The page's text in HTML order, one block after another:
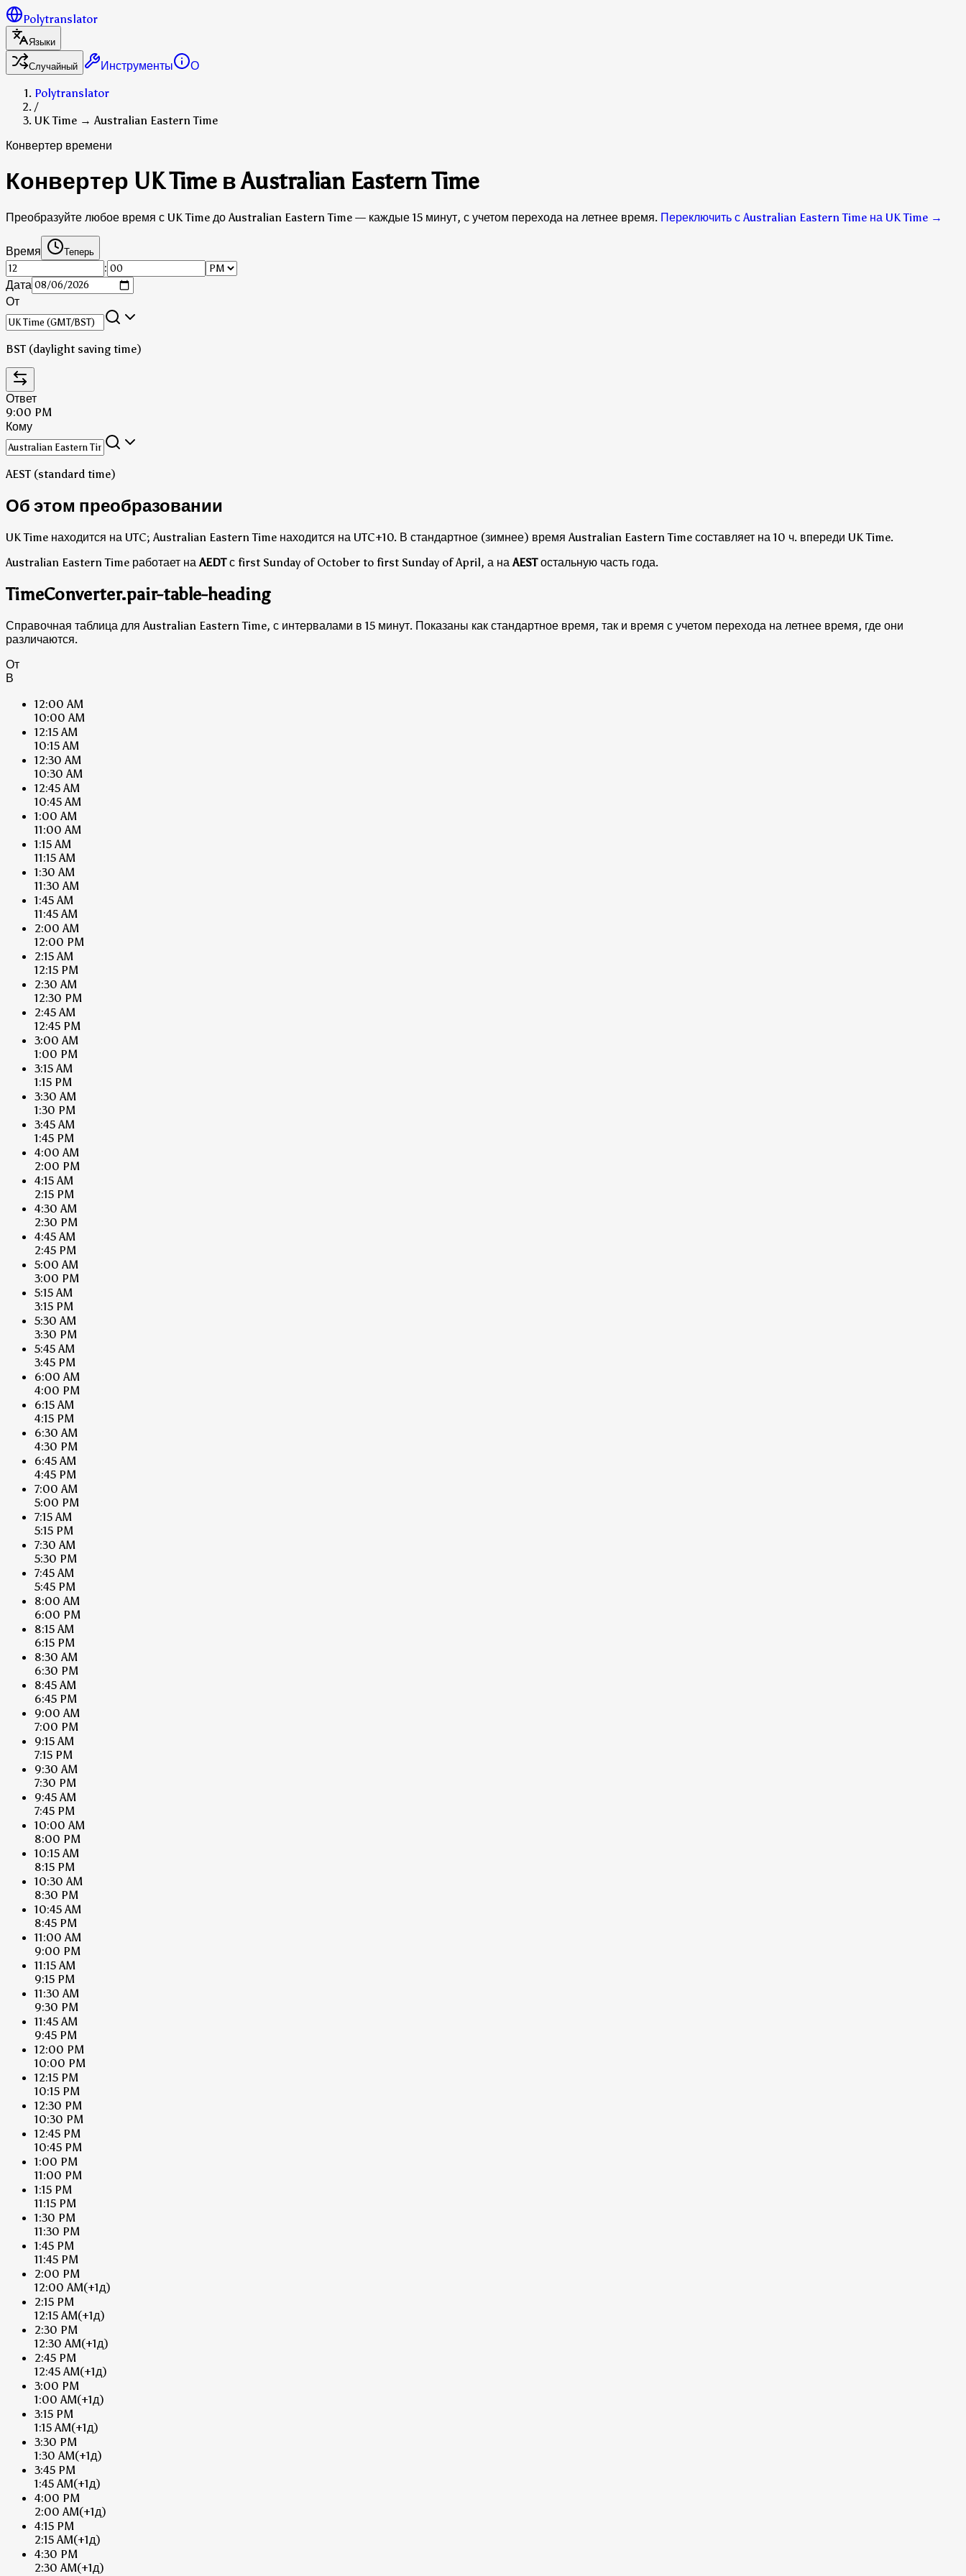
Polytranslator
Языки
Случайный
Инструменты
О
Polytranslator
/
UK Time → Australian Eastern Time
Конвертер времени
Конвертер UK Time в Australian Eastern Time
Преобразуйте любое время с UK Time до Australian Eastern Time — каждые 15 минут, с учетом перехода на летнее время. Переключить с Australian Eastern Time на UK Time →
Время Теперь
:
Дата
От
BST (daylight saving time)
Ответ
9:00 PM
Кому
AEST (standard time)
Об этом преобразовании
UK Time находится на UTC; Australian Eastern Time находится на UTC+10. В стандартное (зимнее) время Australian Eastern Time составляет на 10 ч. впереди UK Time.
Australian Eastern Time работает на AEDTс first Sunday of October to first Sunday of April, а на AESTостальную часть года.
TimeConverter.pair-table-heading
Справочная таблица для Australian Eastern Time, с интервалами в 15 минут. Показаны как стандартное время, так и время с учетом перехода на летнее время, где они
различаются.
От
В
12:00 AM
10:00 AM
12:15 AM
10:15 AM
12:30 AM
10:30 AM
12:45 AM
10:45 AM
1:00 AM
11:00 AM
1:15 AM
11:15 AM
1:30 AM
11:30 AM
1:45 AM
11:45 AM
2:00 AM
12:00 PM
2:15 AM
12:15 PM
2:30 AM
12:30 PM
2:45 AM
12:45 PM
3:00 AM
1:00 PM
3:15 AM
1:15 PM
3:30 AM
1:30 PM
3:45 AM
1:45 PM
4:00 AM
2:00 PM
4:15 AM
2:15 PM
4:30 AM
2:30 PM
4:45 AM
2:45 PM
5:00 AM
3:00 PM
5:15 AM
3:15 PM
5:30 AM
3:30 PM
5:45 AM
3:45 PM
6:00 AM
4:00 PM
6:15 AM
4:15 PM
6:30 AM
4:30 PM
6:45 AM
4:45 PM
7:00 AM
5:00 PM
7:15 AM
5:15 PM
7:30 AM
5:30 PM
7:45 AM
5:45 PM
8:00 AM
6:00 PM
8:15 AM
6:15 PM
8:30 AM
6:30 PM
8:45 AM
6:45 PM
9:00 AM
7:00 PM
9:15 AM
7:15 PM
9:30 AM
7:30 PM
9:45 AM
7:45 PM
10:00 AM
8:00 PM
10:15 AM
8:15 PM
10:30 AM
8:30 PM
10:45 AM
8:45 PM
11:00 AM
9:00 PM
11:15 AM
9:15 PM
11:30 AM
9:30 PM
11:45 AM
9:45 PM
12:00 PM
10:00 PM
12:15 PM
10:15 PM
12:30 PM
10:30 PM
12:45 PM
10:45 PM
1:00 PM
11:00 PM
1:15 PM
11:15 PM
1:30 PM
11:30 PM
1:45 PM
11:45 PM
2:00 PM
12:00 AM(+1д)
2:15 PM
12:15 AM(+1д)
2:30 PM
12:30 AM(+1д)
2:45 PM
12:45 AM(+1д)
3:00 PM
1:00 AM(+1д)
3:15 PM
1:15 AM(+1д)
3:30 PM
1:30 AM(+1д)
3:45 PM
1:45 AM(+1д)
4:00 PM
2:00 AM(+1д)
4:15 PM
2:15 AM(+1д)
4:30 PM
2:30 AM(+1д)